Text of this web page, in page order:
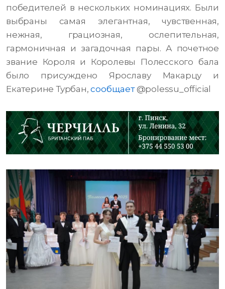
победителей в нескольких номинациях. Были
выбраны самая элегантная, чувственная,
нежная, грациозная, ослепительная,
гармоничная и загадочная пары. А почетное
звание Короля и Королевы Полесского бала
было присуждено Ярославу Макарцу и
Екатерине Турбан, сообщает@polessu_official